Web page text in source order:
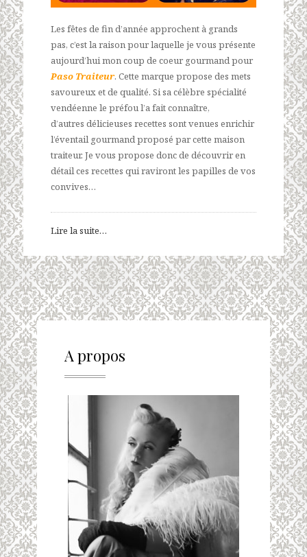
Les fêtes de fin d’année approchent à grands
pas, c’est la raison pour laquelle je vous présente
aujourd’hui mon coup de coeur gourmand pour
Paso Traiteur. Cette marque propose des mets
savoureux et de qualité. Si sa célèbre spécialité
vendéenne le préfou l’a fait connaître,
d’autres délicieuses recettes sont venues enrichir
l’éventail gourmand proposé par cette maison
traiteur. Je vous propose donc de découvrir en
détail ces recettes qui raviront les papilles de vos
convives…
Lire la suite…
A propos